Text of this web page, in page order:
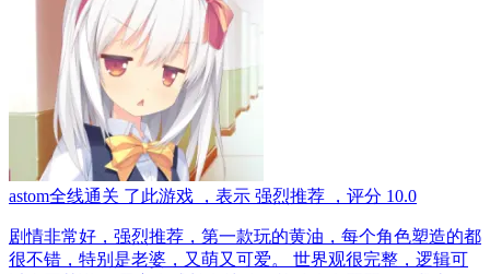
astom全线通关 了此游戏 ，表示 强烈推荐 ，评分 10.0
剧情非常好，强烈推荐，第一款玩的黄油，每个角色塑造的都
很不错，特别是老婆，又萌又可爱。 世界观很完整，逻辑可